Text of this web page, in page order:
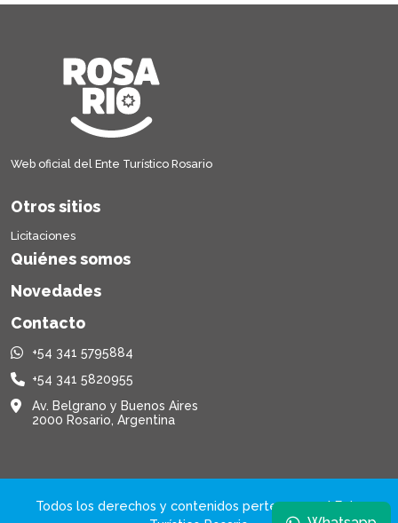
Web oficial del Ente Turístico Rosario
Otros sitios
Licitaciones
Quiénes somos
Novedades
Contacto
+54 341 5795884
+54 341 5820955
Av. Belgrano y Buenos Aires
2000 Rosario, Argentina
Todos los derechos y contenidos pertenecen al Ente